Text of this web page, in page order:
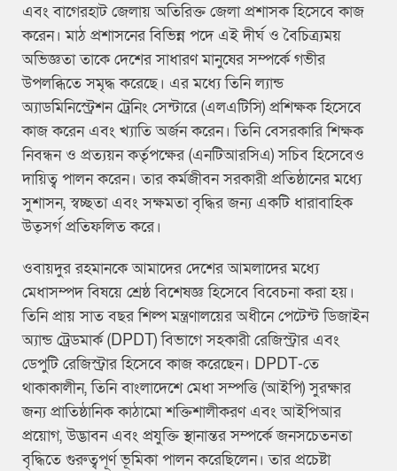
এবং বাগেরহাট জেলায় অতিরিক্ত জেলা প্রশাসক হিসেবে কাজ
করেন। মাঠ প্রশাসনের বিভিন্ন পদে এই দীর্ঘ ও বৈচিত্র্যময়
অভিজ্ঞতা তাকে দেশের সাধারণ মানুষের সম্পর্কে গভীর
উপলব্ধিতে সমৃদ্ধ করেছে। এর মধ্যে তিনি ল্যান্ড
অ্যাডমিনিস্ট্রেশন ট্রেনিং সেন্টারে (এলএটিসি) প্রশিক্ষক হিসেবে
কাজ করেন এবং খ্যাতি অর্জন করেন। তিনি বেসরকারি শিক্ষক
নিবন্ধন ও প্রত্যয়ন কর্তৃপক্ষের (এনটিআরসিএ) সচিব হিসেবেও
দায়িত্ব পালন করেন। তার কর্মজীবন সরকারী প্রতিষ্ঠানের মধ্যে
সুশাসন, স্বচ্ছতা এবং সক্ষমতা বৃদ্ধির জন্য একটি ধারাবাহিক
উত্সর্গ প্রতিফলিত করে।
ওবায়দুর রহমানকে আমাদের দেশের আমলাদের মধ্যে
মেধাসম্পদ বিষয়ে শ্রেষ্ঠ বিশেষজ্ঞ হিসেবে বিবেচনা করা হয়।
তিনি প্রায় সাত বছর শিল্প মন্ত্রণালয়ের অধীনে পেটেন্ট ডিজাইন
অ্যান্ড ট্রেডমার্ক (DPDT) বিভাগে সহকারী রেজিস্ট্রার এবং
ডেপুটি রেজিস্ট্রার হিসেবে কাজ করেছেন। DPDT-তে
থাকাকালীন, তিনি বাংলাদেশে মেধা সম্পত্তি (আইপি) সুরক্ষার
জন্য প্রাতিষ্ঠানিক কাঠামো শক্তিশালীকরণ এবং আইপিআর
প্রয়োগ, উদ্ভাবন এবং প্রযুক্তি স্থানান্তর সম্পর্কে জনসচেতনতা
বৃদ্ধিতে গুরুত্বপূর্ণ ভূমিকা পালন করেছিলেন। তার প্রচেষ্টা